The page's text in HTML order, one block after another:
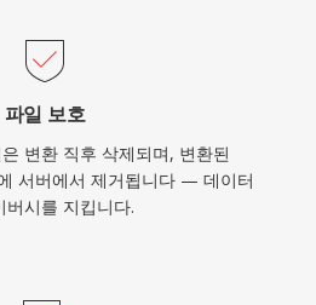
파일 보호
변환 직후 삭제되며, 변환된
서버에서 제거됩니다 — 데이터
버시를 지킵니다.